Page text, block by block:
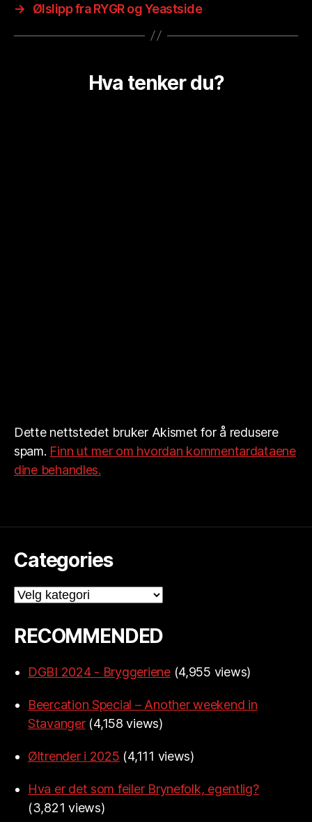
→
Ølslipp fra RYGR og Yeastside
Hva tenker du?
Dette nettstedet bruker Akismet for å redusere
spam. Finn ut mer om hvordan kommentardataene
dine behandles.
Categories
Categories
RECOMMENDED
DGBI 2024 - Bryggeriene (4,955 views)
Beercation Special – Another weekend in
Stavanger (4,158 views)
Øltrender i 2025 (4,111 views)
Hva er det som feiler Brynefolk, egentlig?
(3,821 views)